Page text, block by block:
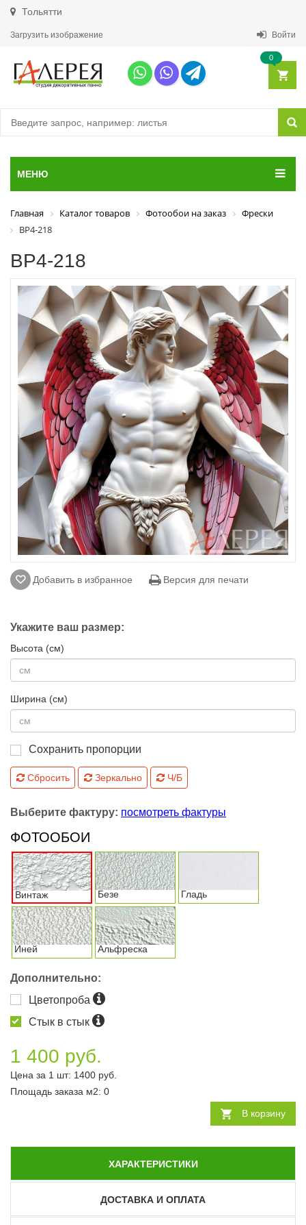
Тольятти
Загрузить изображение Войти
0
МЕНЮ
Главная Каталог товаров Фотообои на заказ
Фрески
ВР4-218
ВР4-218
Добавить в избранное Версия для печати
Укажите ваш размер:
Высота (см)
Ширина (см)
Сохранить пропорции
Сбросить Зеркально Ч/Б
Выберите фактуру: посмотреть фактуры
ФОТООБОИ
Винтаж Безе Гладь
Иней Альфреска
Дополнительно:
Цветопроба
Стык в стык
1 400 руб.
Цена за 1 шт: 1400 руб.
Площадь заказа м2: 0
В корзину
ХАРАКТЕРИСТИКИ
ДОСТАВКА И ОПЛАТА